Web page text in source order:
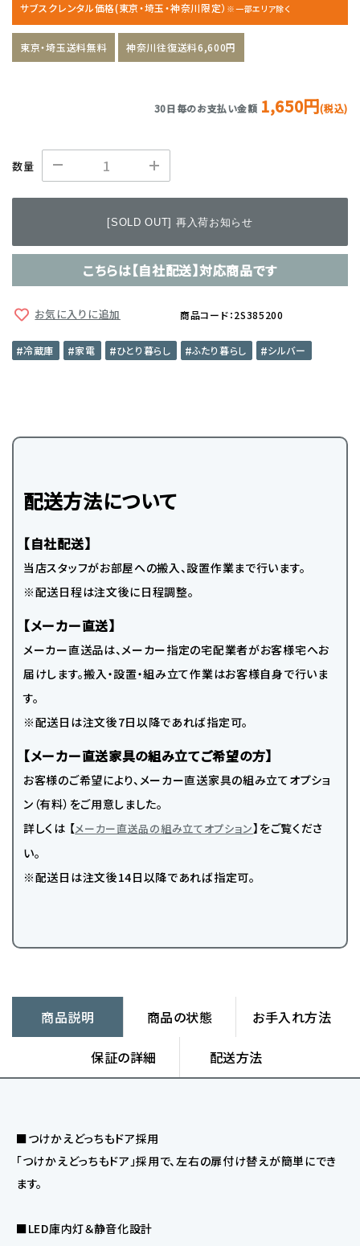
サブスクレンタル価格(東京・埼玉・神奈川限定） ※一部エリア除く
東京・埼玉送料無料 神奈川往復送料6,600円
30日毎のお支払い金額 1,650円(税込)
数量
[SOLD OUT] 再入荷お知らせ
こちらは【自社配送】対応商品です
お気に入りに追加 商品コード：2S385200
冷蔵庫 家電 ひとり暮らし ふたり暮らし シルバー
配送方法について
【自社配送】
当店スタッフがお部屋への搬入、設置作業まで行います。
※配送日程は注文後に日程調整。
【メーカー直送】
メーカー直送品は、メーカー指定の宅配業者がお客様宅へお
届けします。搬入・設置・組み立て作業はお客様自身で行いま
す。
※配送日は注文後7日以降であれば指定可。
【メーカー直送家具の組み立てご希望の方】
お客様のご希望により、メーカー直送家具の組み立てオプショ
ン（有料）をご用意しました。
詳しくは 【メーカー直送品の組み立てオプション】をご覧くださ
い。
※配送日は注文後14日以降であれば指定可。
商品説明 商品の状態 お手入れ方法
保証の詳細 配送方法
■つけかえどっちもドア採用
「つけかえどっちもドア」採用で、左右の扉付け替えが簡単にでき
ます。
■LED庫内灯＆静音化設計